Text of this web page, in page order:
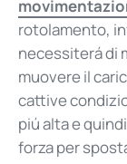
rotolamento,
necessiterá di
muovere il
cattive
piú alta e
forza per